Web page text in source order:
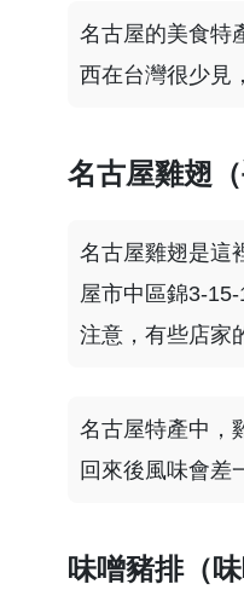
名古屋的美食特
西在台灣很少見
名古屋雞翅（
名古屋雞翅是這
屋市中區錦3-
注意，有些店家
名古屋特產中，
回來後風味會差
味噌豬排（味